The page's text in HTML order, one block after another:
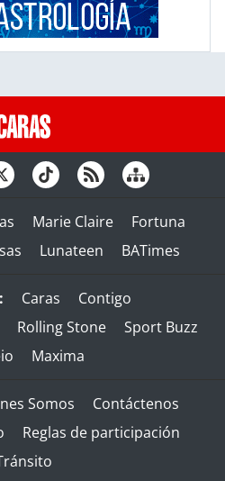
Marie Claire
Fortuna
Lunateen BATimes
Caras
Contigo
Rolling Stone
Sport Buzz
Maxima
Somos
Contáctenos
Reglas de participación